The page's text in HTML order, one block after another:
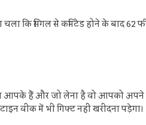
चला कि सिंगल से कमिटेड होने के
हैं और जो लेना है वो आपको अपने लिए
वीक में भी गिफ्ट नहीं खरीदना पड़ेगा।